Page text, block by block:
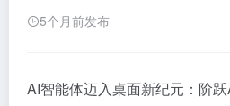
5个月前发布
AI智能体迈入桌面新纪元：阶